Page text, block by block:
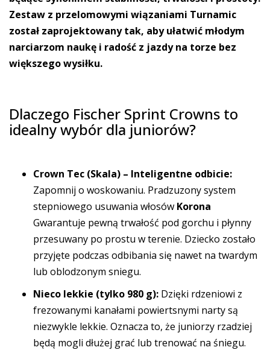
Zestaw z przelomowymi wiązaniami Turnamic
został zaprojektowany tak, aby ułatwić młodym
narciarzom naukę i radość z jazdy na torze bez
większego wysiłku.
Dlaczego Fischer Sprint Crowns to
idealny wybór dla juniorów?
Crown Tec (Skala) – Inteligentne odbicie:
Zapomnij o woskowaniu. Pradzuzony system
stepniowego usuwania włosów Korona
Gwarantuje pewną trwałość pod gorchu i płynny
przesuwany po prostu w terenie. Dziecko zostało
przyjęte podczas odbibania się nawet na twardym
lub oblodzonym sniegu.
Nieco lekkie (tylko 980 g): Dzięki rdzeniowi z
frezowanymi kanałami powiertsnymi narty są
niezwykle lekkie. Oznacza to, że juniorzy rzadziej
będą mogli dłużej grać lub trenować na śniegu.